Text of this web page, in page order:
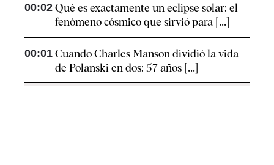
00:02 Qué es exactamente un eclipse solar: el
fenómeno cósmico que sirvió para [...]
00:01 Cuando Charles Manson dividió la vida
de Polanski en dos: 57 años [...]